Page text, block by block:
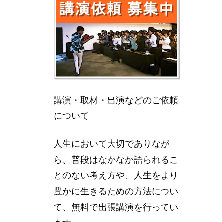
講演・取材・出演などのご依頼
について
人生において大切でありなが
ら、普段はなかなか語られるこ
とのない考え方や、人生をより
豊かに生きるための方法につい
て、無料で出張講演を行ってい